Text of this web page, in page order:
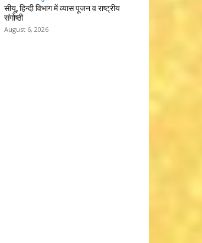
सीयू, हिन्दी विभाग में व्यास पूजन व राष्ट्रीय
संगोष्ठी
August 6, 2026